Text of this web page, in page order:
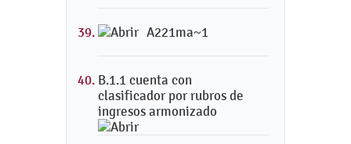
A221ma~1
B.1.1 cuenta con
clasificador por rubros de
ingresos armonizado